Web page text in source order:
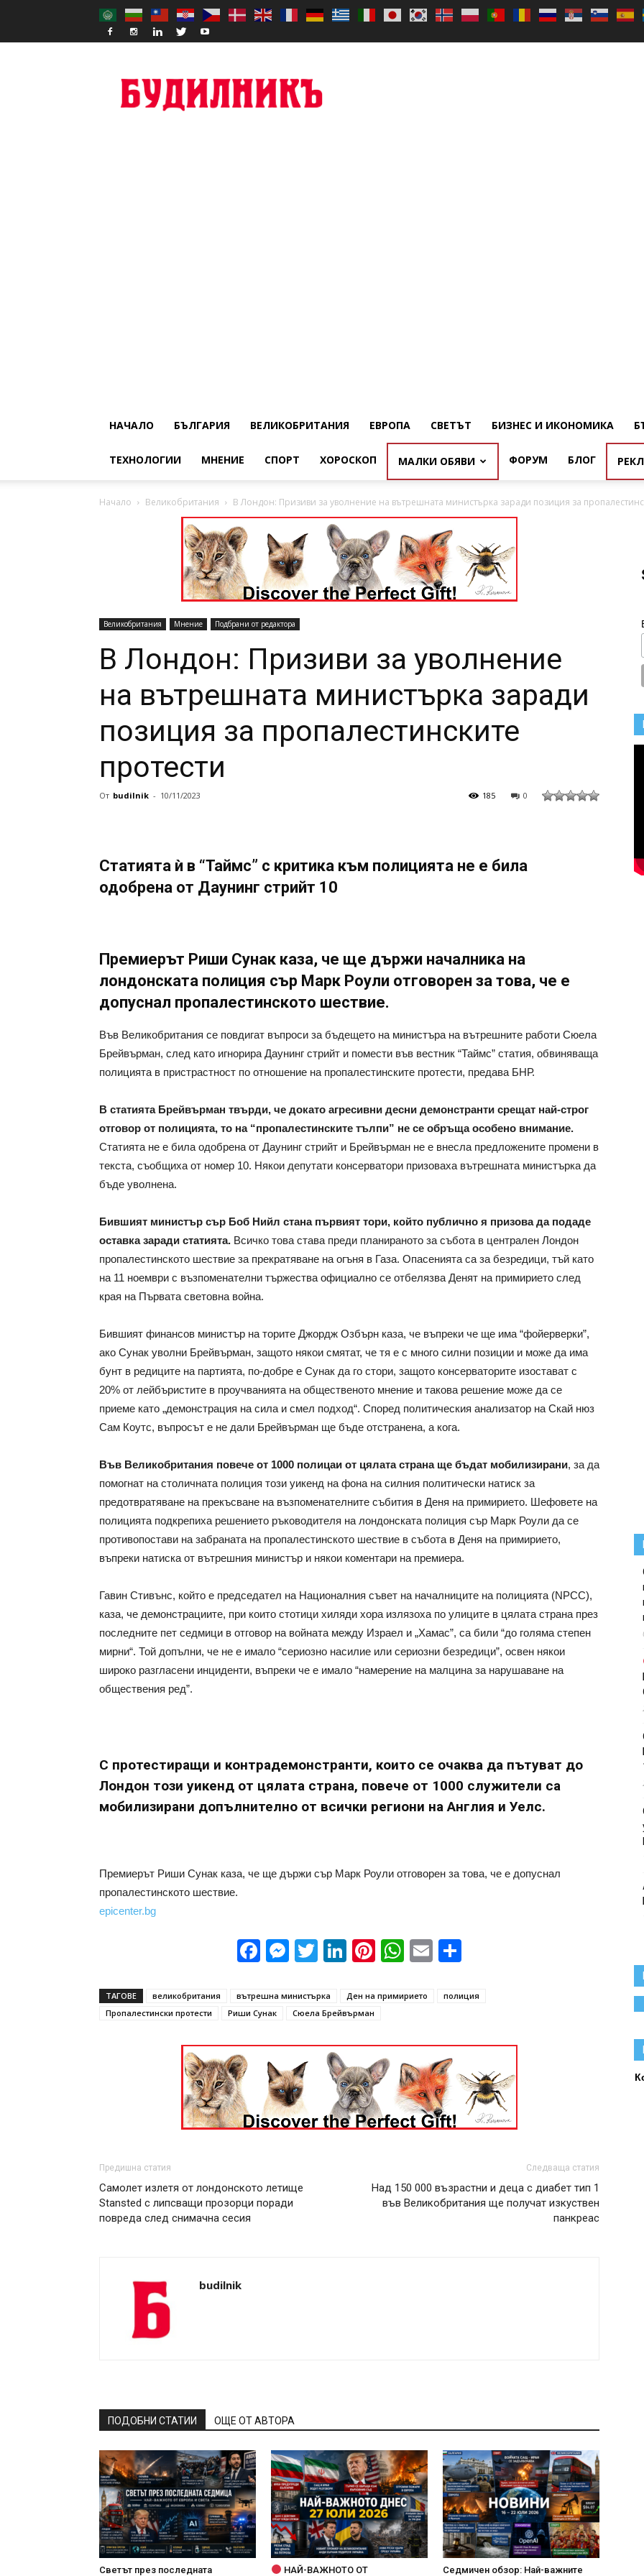
НАЧАЛО БЪЛГАРИЯ ВЕЛИКОБРИТАНИЯ ЕВРОПА СВЕТЪТ БИЗНЕС И ИКОНОМИКА
ТЕХНОЛОГИИ МНЕНИЕ СПОРТ ХОРОСКОП МАЛКИ ОБЯВИ ФОРУМ БЛОГ
Начало Великобритания В Лондон: Призиви за уволнение на вътрешната министърка заради позиция за
Великобритания Мнение Подбрани от редактора
В Лондон: Призиви за уволнение
на вътрешната министърка заради
позиция за пропалестинските
протести
От budilnik - 10/11/2023 0
185
Статията ѝ в “Таймс” с критика към полицията не е била
одобрена от Даунинг стрийт 10
Премиерът Риши Сунак каза, че ще държи началника на
лондонската полиция сър Марк Роули отговорен за това, че е
допуснал пропалестинското шествие.
Във Великобритания се повдигат въпроси за бъдещето на министъра на вътрешните работи Сюела
Брейвърман, след като игнорира Даунинг стрийт и помести във вестник “Таймс” статия, обвиняваща
полицията в пристрастност по отношение на пропалестинските протести, предава БНР.
В статията Брейвърман твърди, че докато агресивни десни демонстранти срещат най-строг
отговор от полицията, то на “пропалестинските тълпи” не се обръща особено внимание.
Статията не е била одобрена от Даунинг стрийт и Брейвърман не е внесла предложените промени в
текста, съобщиха от номер 10. Някои депутати консерватори призоваха вътрешната министърка да
бъде уволнена.
Бившият министър сър Боб Нийл стана първият тори, който публично я призова да подаде
оставка заради статията. Всичко това става преди планираното за събота в централен Лондон
пропалестинското шествие за прекратяване на огъня в Газа. Опасенията са за безредици, тъй като
на 11 ноември с възпоменателни тържества официално се отбелязва Денят на примирието след
края на Първата световна война.
Бившият финансов министър на торите Джордж Озбърн каза, че въпреки че ще има “фойерверки”,
ако Сунак уволни Брейвърман, защото някои смятат, че тя е с много силни позиции и може да има
бунт в редиците на партията, по-добре е Сунак да го стори, защото консерваторите изостават с
20% от лейбъристите в проучванията на общественото мнение и такова решение може да се
приеме като „демонстрация на сила и смел подход“. Според политическия анализатор на Скай нюз
Сам Коутс, въпросът е не дали Брейвърман ще бъде отстранена, а кога.
Във Великобритания повече от 1000 полицаи от цялата страна ще бъдат мобилизирани, за да
помогнат на столичната полиция този уикенд на фона на силния политически натиск за
предотвратяване на прекъсване на възпоменателните събития в Деня на примирието. Шефовете на
полицията подкрепиха решението ръководителя на лондонската полиция сър Марк Роули да се
противопостави на забраната на пропалестинското шествие в събота в Деня на примирието,
въпреки натиска от вътрешния министър и някои коментари на премиера.
Гавин Стивънс, който е председател на Националния съвет на началниците на полицията (NPCC),
каза, че демонстрациите, при които стотици хиляди хора излязоха по улиците в цялата страна през
последните пет седмици в отговор на войната между Израел и „Хамас”, са били “до голяма степен
мирни“. Той допълни, че не е имало “сериозно насилие или сериозни безредици”, освен някои
широко разгласени инциденти, въпреки че е имало “намерение на малцина за нарушаване на
обществения ред”.
С протестиращи и контрадемонстранти, които се очаква да пътуват до
Лондон този уикенд от цялата страна, повече от 1000 служители са
мобилизирани допълнително от всички региони на Англия и Уелс.
Премиерът Риши Сунак каза, че ще държи сър Марк Роули отговорен за това, че е допуснал
пропалестинското шествие.
epicenter.bg
Facebook
Messenger
Twitter
LinkedIn
Pinterest
WhatsApp
Email
ТАГОВЕ великобритания вътрешна министърка Ден на примирието
полиция
Пропалестински протести
Риши Сунак Сюела Брейвърман
Предишна статия
Самолет излетя от лондонското летище
Stansted с липсващи прозорци поради
повреда след снимачна сесия
Следваща статия
Над 150 000 възрастни и деца с диабет тип 1
във Великобритания ще получат изкуствен
панкреас
budilnik
ПОДОБНИ СТАТИИ ОЩЕ ОТ АВТОРА
Светът през последната НАЙ-ВАЖНОТО ОТ Седмичен обзор: Най-важните